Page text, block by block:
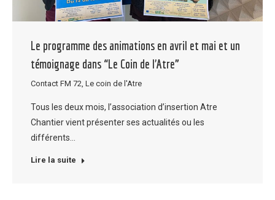
Le programme des animations en avril et mai et un
témoignage dans “Le Coin de l’Atre”
Contact FM 72 Le coin de l'Atre
Tous les deux mois, l’association d’insertion Atre
Chantier vient présenter ses actualités ou les
différents…
Lire la suite